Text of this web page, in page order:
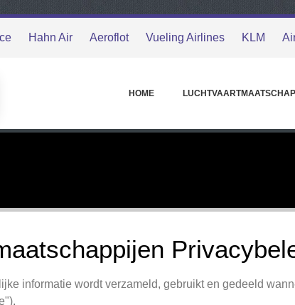
Hahn Air Aeroflot Vueling Airlines KLM
HOME
informatie wordt verzameld, gebruikt en gedeeld